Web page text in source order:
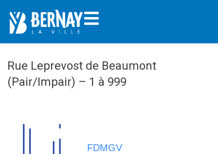
Rue Leprevost de Beaumont
(Pair/Impair) – 1 à 999
FDMGV